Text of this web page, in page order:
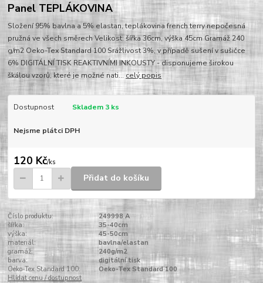
Panel TEPLÁKOVINA
Složení 95% bavlna a 5% elastan, teplákovina french terry nepočesná
pružná ve všech směrech Velikost: šířka 36cm, výška 45cm Gramáž 240
g/m2 Oeko-Tex Standard 100 Srážlivost 3%, v případě sušení v sušičce
6% DIGITÁLNÍ TISK REAKTIVNÍMI INKOUSTY - disponujeme širokou
škálou vzorů, které je možné nati... celý popis
Dostupnost Skladem 3 ks
Nejsme plátci DPH
120 Kč/ks
Přidat do košíku
Číslo produktu:
249998 A
šířka:
35-40cm
výška:
45-50cm
materiál:
bavlna/elastan
gramáž:
240g/m2
barva:
digitální tisk
Oeko-Tex Standard 100:
Oeko-Tex Standard 100
Hlídat cenu / dostupnost